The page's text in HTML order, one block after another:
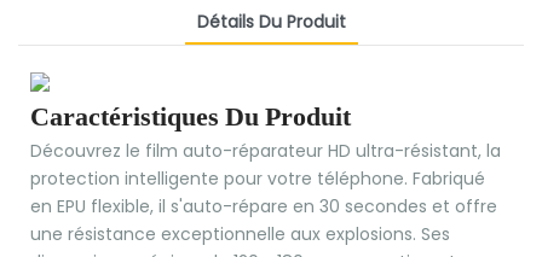
Détails Du Produit
Caractéristiques Du Produit
Découvrez le film auto-réparateur HD ultra-résistant, la
protection intelligente pour votre téléphone. Fabriqué
en EPU flexible, il s'auto-répare en 30 secondes et offre
une résistance exceptionnelle aux explosions. Ses